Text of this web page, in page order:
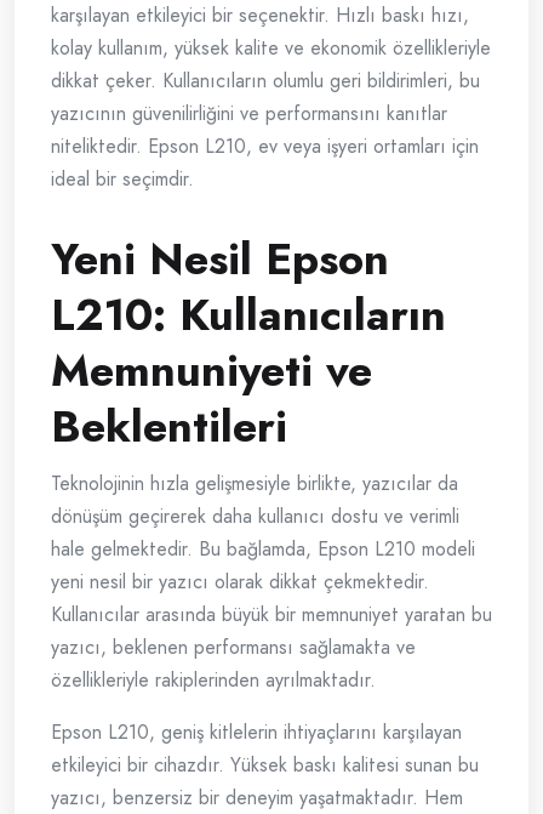
karşılayan etkileyici bir seçenektir. Hızlı baskı hızı,
kolay kullanım, yüksek kalite ve ekonomik özellikleriyle
dikkat çeker. Kullanıcıların olumlu geri bildirimleri, bu
yazıcının güvenilirliğini ve performansını kanıtlar
niteliktedir. Epson L210, ev veya işyeri ortamları için
ideal bir seçimdir.
Yeni Nesil Epson
L210: Kullanıcıların
Memnuniyeti ve
Beklentileri
Teknolojinin hızla gelişmesiyle birlikte, yazıcılar da
dönüşüm geçirerek daha kullanıcı dostu ve verimli
hale gelmektedir. Bu bağlamda, Epson L210 modeli
yeni nesil bir yazıcı olarak dikkat çekmektedir.
Kullanıcılar arasında büyük bir memnuniyet yaratan bu
yazıcı, beklenen performansı sağlamakta ve
özellikleriyle rakiplerinden ayrılmaktadır.
Epson L210, geniş kitlelerin ihtiyaçlarını karşılayan
etkileyici bir cihazdır. Yüksek baskı kalitesi sunan bu
yazıcı, benzersiz bir deneyim yaşatmaktadır. Hem